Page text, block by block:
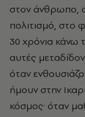
στον άνθρωπο,
πολιτισμό, στο
30 χρόνια κάνω
αυτές
όταν
ήμουν στην
κόσμος· όταν